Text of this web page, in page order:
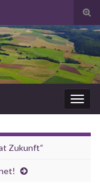
Zukunft“